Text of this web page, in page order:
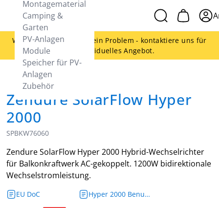
Montagematerial
Camping &
Garten
PV-Anlagen
Module
Speicher für PV-
Anlagen
Zubehör
Woanders günstiger - kein Problem - kontaktiere uns für
ein individuelles Angebot.
Zendure SolarFlow Hyper
2000
SPBKW76060
Zendure SolarFlow Hyper 2000 Hybrid-Wechselrichter
für Balkonkraftwerk AC-gekoppelt. 1200W bidirektionale
Wechselstromleistung.
EU DoC Hyper 2000 Benutzerhandbuch